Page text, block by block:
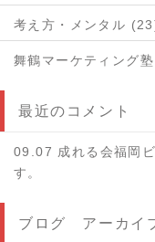
考え方・メンタル
舞鶴マーケティング
最近のコメント
09.07 成れる会福岡
す。
ブログ アーカイ